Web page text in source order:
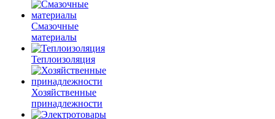
Смазочные
материалы
Теплоизоляция
Хозяйственные
принадлежности